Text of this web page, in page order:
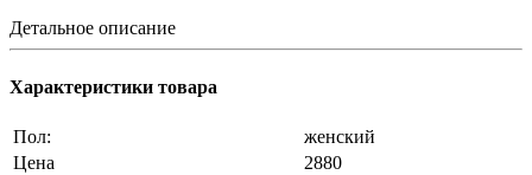
Детальное описание
Характеристики товара
Пол:
женский
Цена
2880